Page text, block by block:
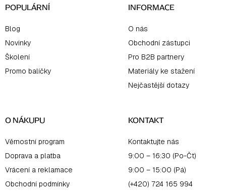
POPULÁRNÍ
Blog
Novinky
Školení
Promo balíčky
INFORMACE
O nás
Obchodní zástupci
Pro B2B partnery
Materiály ke stažení
Nejčastější dotazy
O NÁKUPU
Věrnostní program
Doprava a platba
Vrácení a reklamace
Obchodní podmínky
KONTAKT
Kontaktujte nás
9:00 – 16:30 (Po-Čt)
9:00 – 15:00 (Pá)
(+420) 724 165 994